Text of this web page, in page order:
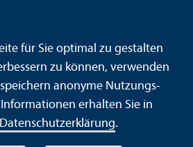
Datenschutz
Barrierefreiheit
Leichte Sprache
Sitemap
Sicherheit und Notfälle
für Sie optimal zu gestalten
zu können, verwenden
anonyme Nutzungs­
erhalten Sie in
Datenschutz­erklärung.